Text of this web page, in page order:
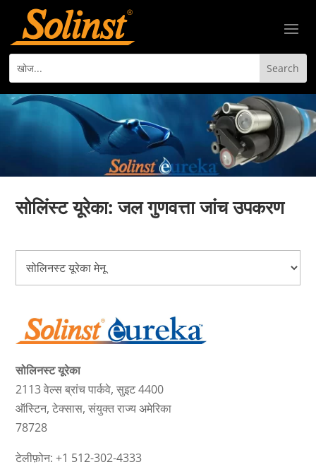
सोलिंस्ट यूरेका: जल गुणवत्ता जांच उपकरण
सोलिनस्ट यूरेका
2113 वेल्स ब्रांच पार्कवे, सुइट 4400
ऑस्टिन, टेक्सास, संयुक्त राज्य अमेरिका
78728
टेलीफ़ोन: +1 512-302-4333